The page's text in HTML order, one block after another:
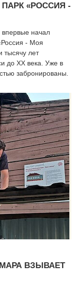
«РОССИЯ -
начал
- Моя
тысячу лет
до XX века. Уже в
забронированы.
ВЗЫВАЕТ